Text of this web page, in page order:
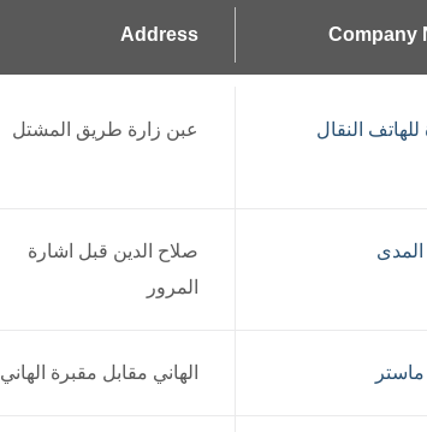
Company
Address
النقال عبن زارة طريق المشتل
صلاح الدين قبل اشارة
المرور
الهاني مقابل مقبرة الهاني